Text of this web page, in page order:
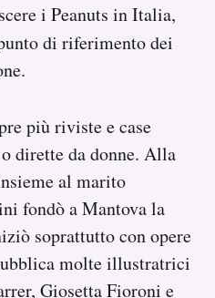
i Peanuts in Italia,
di riferimento dei
più riviste e case
dirette da donne. Alla
al marito
fondò a Mantova la
soprattutto con opere
molte illustratrici
Giosetta Fioroni e